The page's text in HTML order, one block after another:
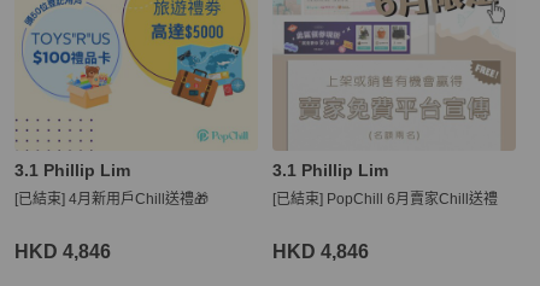
3.1 Phillip Lim
[已結束] 4月新用戶Chill送禮🎁
HKD 4,846
3.1 Phillip Lim
[已結束] PopChill 6月賣家Chill送禮
HKD 4,846